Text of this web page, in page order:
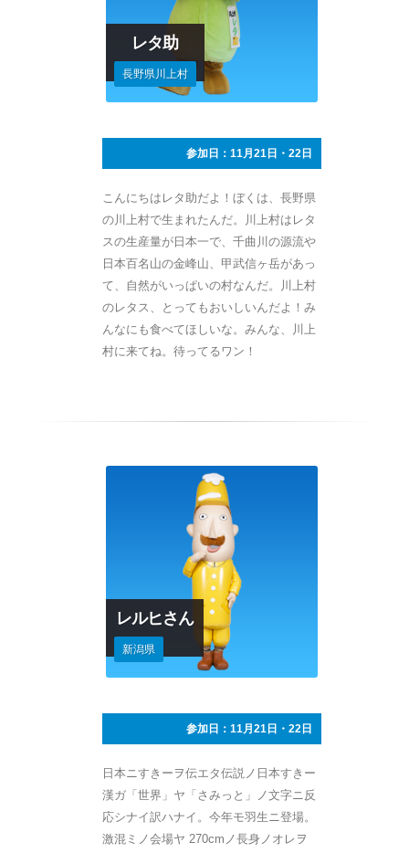
レタ助
長野県川上村
参加日：11月21日・22日
こんにちはレタ助だよ！ぼくは、長野県
の川上村で生まれたんだ。川上村はレタ
スの生産量が日本一で、千曲川の源流や
日本百名山の金峰山、甲武信ヶ岳があっ
て、自然がいっぱいの村なんだ。川上村
のレタス、とってもおいしいんだよ！み
んなにも食べてほしいな。みんな、川上
村に来てね。待ってるワン！
レルヒさん
新潟県
参加日：11月21日・22日
日本ニすきーヲ伝エタ伝説ノ日本すきー
漢ガ「世界」ヤ「さみっと」ノ文字ニ反
応シナイ訳ハナイ。今年モ羽生ニ登場。
激混ミノ会場ヤ 270cmノ長身ノオレヲ